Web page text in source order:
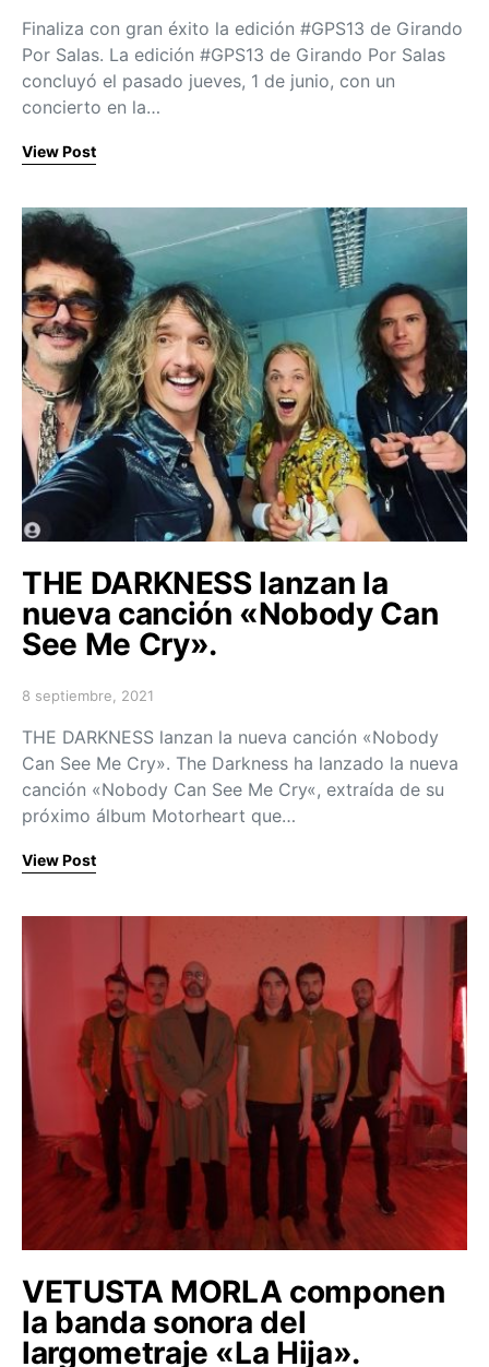
Finaliza con gran éxito la edición #GPS13 de Girando
Por Salas. La edición #GPS13 de Girando Por Salas
concluyó el pasado jueves, 1 de junio, con un
concierto en la…
View Post
THE DARKNESS lanzan la
nueva canción «Nobody Can
See Me Cry».
Posted on
8 septiembre, 2021
THE DARKNESS lanzan la nueva canción «Nobody
Can See Me Cry». The Darkness ha lanzado la nueva
canción «Nobody Can See Me Cry«, extraída de su
próximo álbum Motorheart que…
View Post
VETUSTA MORLA componen
la banda sonora del
largometraje «La Hija».